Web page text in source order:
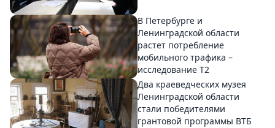
В Петербурге и
Ленинградской области
растет потребление
мобильного трафика –
исследование T2
Два краеведческих музея
Ленинградской области
стали победителями
грантовой программы ВТБ